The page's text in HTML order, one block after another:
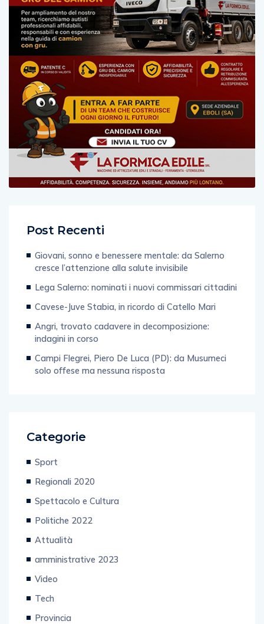
Post Recenti
Giovani, sonno e benessere mentale: da Salerno
cresce l’attenzione alla salute invisibile
Lega Salerno: nominati i nuovi commissari cittadini
Cavese-Juve Stabia, in ricordo di Catello Mari
Angri, trovato cadavere in decomposizione:
indagini in corso
Campi Flegrei, Piero De Luca (PD): da Musumeci
solo offese ma nessuna risposta
Categorie
Sport
Regionali 2020
Spettacolo e Cultura
Politiche 2022
Attualità
amministrative 2023
Video
Tech
Provincia